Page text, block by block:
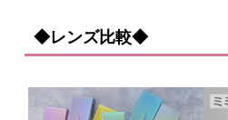
◆レンズ比較◆